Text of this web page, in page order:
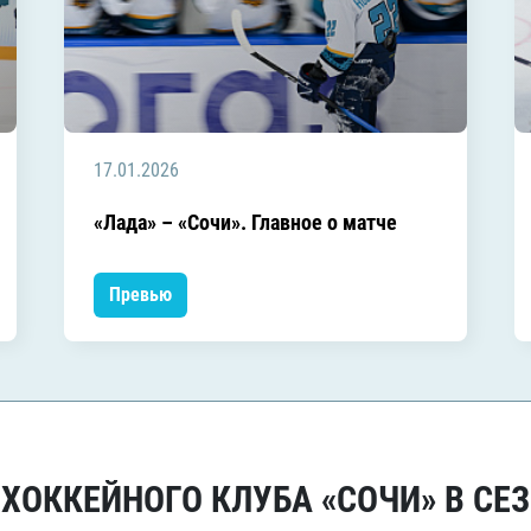
17.01.2026
«Лада» – «Сочи». Главное о матче
Превью
КЛУБА «СОЧИ» В